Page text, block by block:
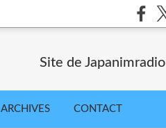
Site de Japanimradio
ARCHIVES CONTACT